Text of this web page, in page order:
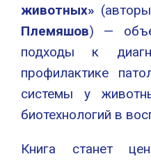
животных»
Племяшов) —
подходы к
профилактике
системы у
биотехнологий в
Книга станет